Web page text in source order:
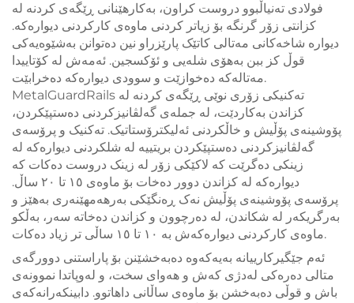
فولادی تەنیاڵبوو دروست کراون، بەکارهێنانی ڕێگەی کردنە لە
کزانتی زۆر گرنگە بۆ زیاتر کردنی ماوەی کارکردنی دیوارەکە.
دیوارە شاخەکانی مەتالی کاتێک پارێزراو نین دەتوانن بەشێوەیەکی
قوڵ کز ببن بەهۆی شلەیی و ئۆکسجین. ئەمەش لە کۆتاییدا
مەتالەکە دەخوازێت و سوودی دیوارەکە دەخرابێت.
MetalGuardRails تەکنیکی زۆری نوێی ڕێگەی کردنە لە
کزاندن بەکاردێت، لە جملەی گەلڤانیزکردنی دەستپێکردن،
پۆوشینەی پۆڵیش و خاڵکردنی ئەلیکترۆستاتیک. تەکنیک و پرۆسەی
گەلڤانیزکردنی دەستپێکردن بریتییە لە شلکردنی دیوارەکە لە
زینکی دەگرێت کە لاکێکی زۆر لە زینک دروست دەکات کە
دیوارەکە لە کزاندن دوور دەخات بۆ ماوەی ١٥ تا ٢٠ ساڵ.
پرۆسەی پۆوشینەی پۆڵیش نەک ڕەنگێکی بەرهەمهێنەری بەهێز و
بەرگریکەر لە شکاندن، لە دەرچوون و کزاندن دەخاتە سەر، بەڵکو
ماوەی کارکردنی دیوارەکەش بە ١٠ تا ١٥ ساڵی تر زیاد دەکات.
ئەم جێگیرکارییانە بەیەکەوە دەبەخشێنن بۆ پاراستنی دوورگەی
متالی دەرەکی لەدژی کەش و هەواى سخت، و لەوپاتدا نموونەى
باش و قوڵى دەبەخشن بۆ ماوەى ساڵانى داهاتوو. دابینکەرانەکەی